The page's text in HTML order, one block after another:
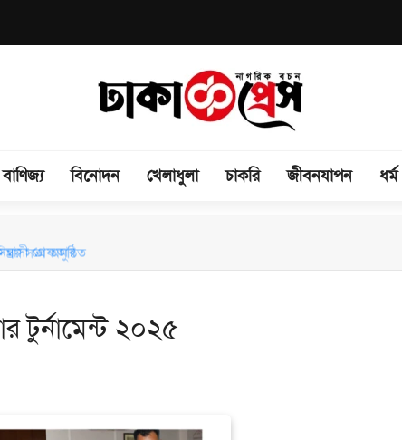
বাণিজ্য বিনোদন খেলাধুলা চাকরি জীবনযাপন ধর্ম
গ্রেফতার
সভা অনুষ্ঠিত
টুর্নামেন্ট ২০২৫